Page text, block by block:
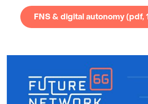
FNS & digital autonomy(pdf,